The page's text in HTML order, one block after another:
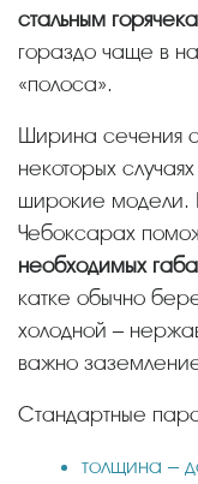
стальным
гораздо чаще в
«полоса».
Ширина сечения составляет не более 150 мм, но в
некоторых
широкие модели.
Чебоксарах
необходимых
катке обычно
холодной –
важно
Стандартные
толщина –